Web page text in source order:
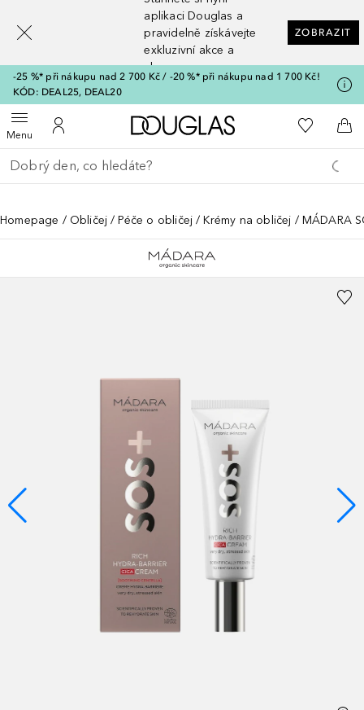
aplikaci Douglas a
pravidelně získávejte
exkluzivní akce a
slevy
ZOBRAZIT
-25 %* při nákupu nad 2 700 Kč / -20 %* při nákupu nad 1 700 Kč!
KÓD: DEAL25, DEAL20
MenuOtevřít menuK mému účtu
Domů K mému
Do
Vraťte se
Proveďte vyhledávání
Homepage Obličej Péče o obličej Krémy na obličej MÁDARA
[navigation.slideout.screenreader]